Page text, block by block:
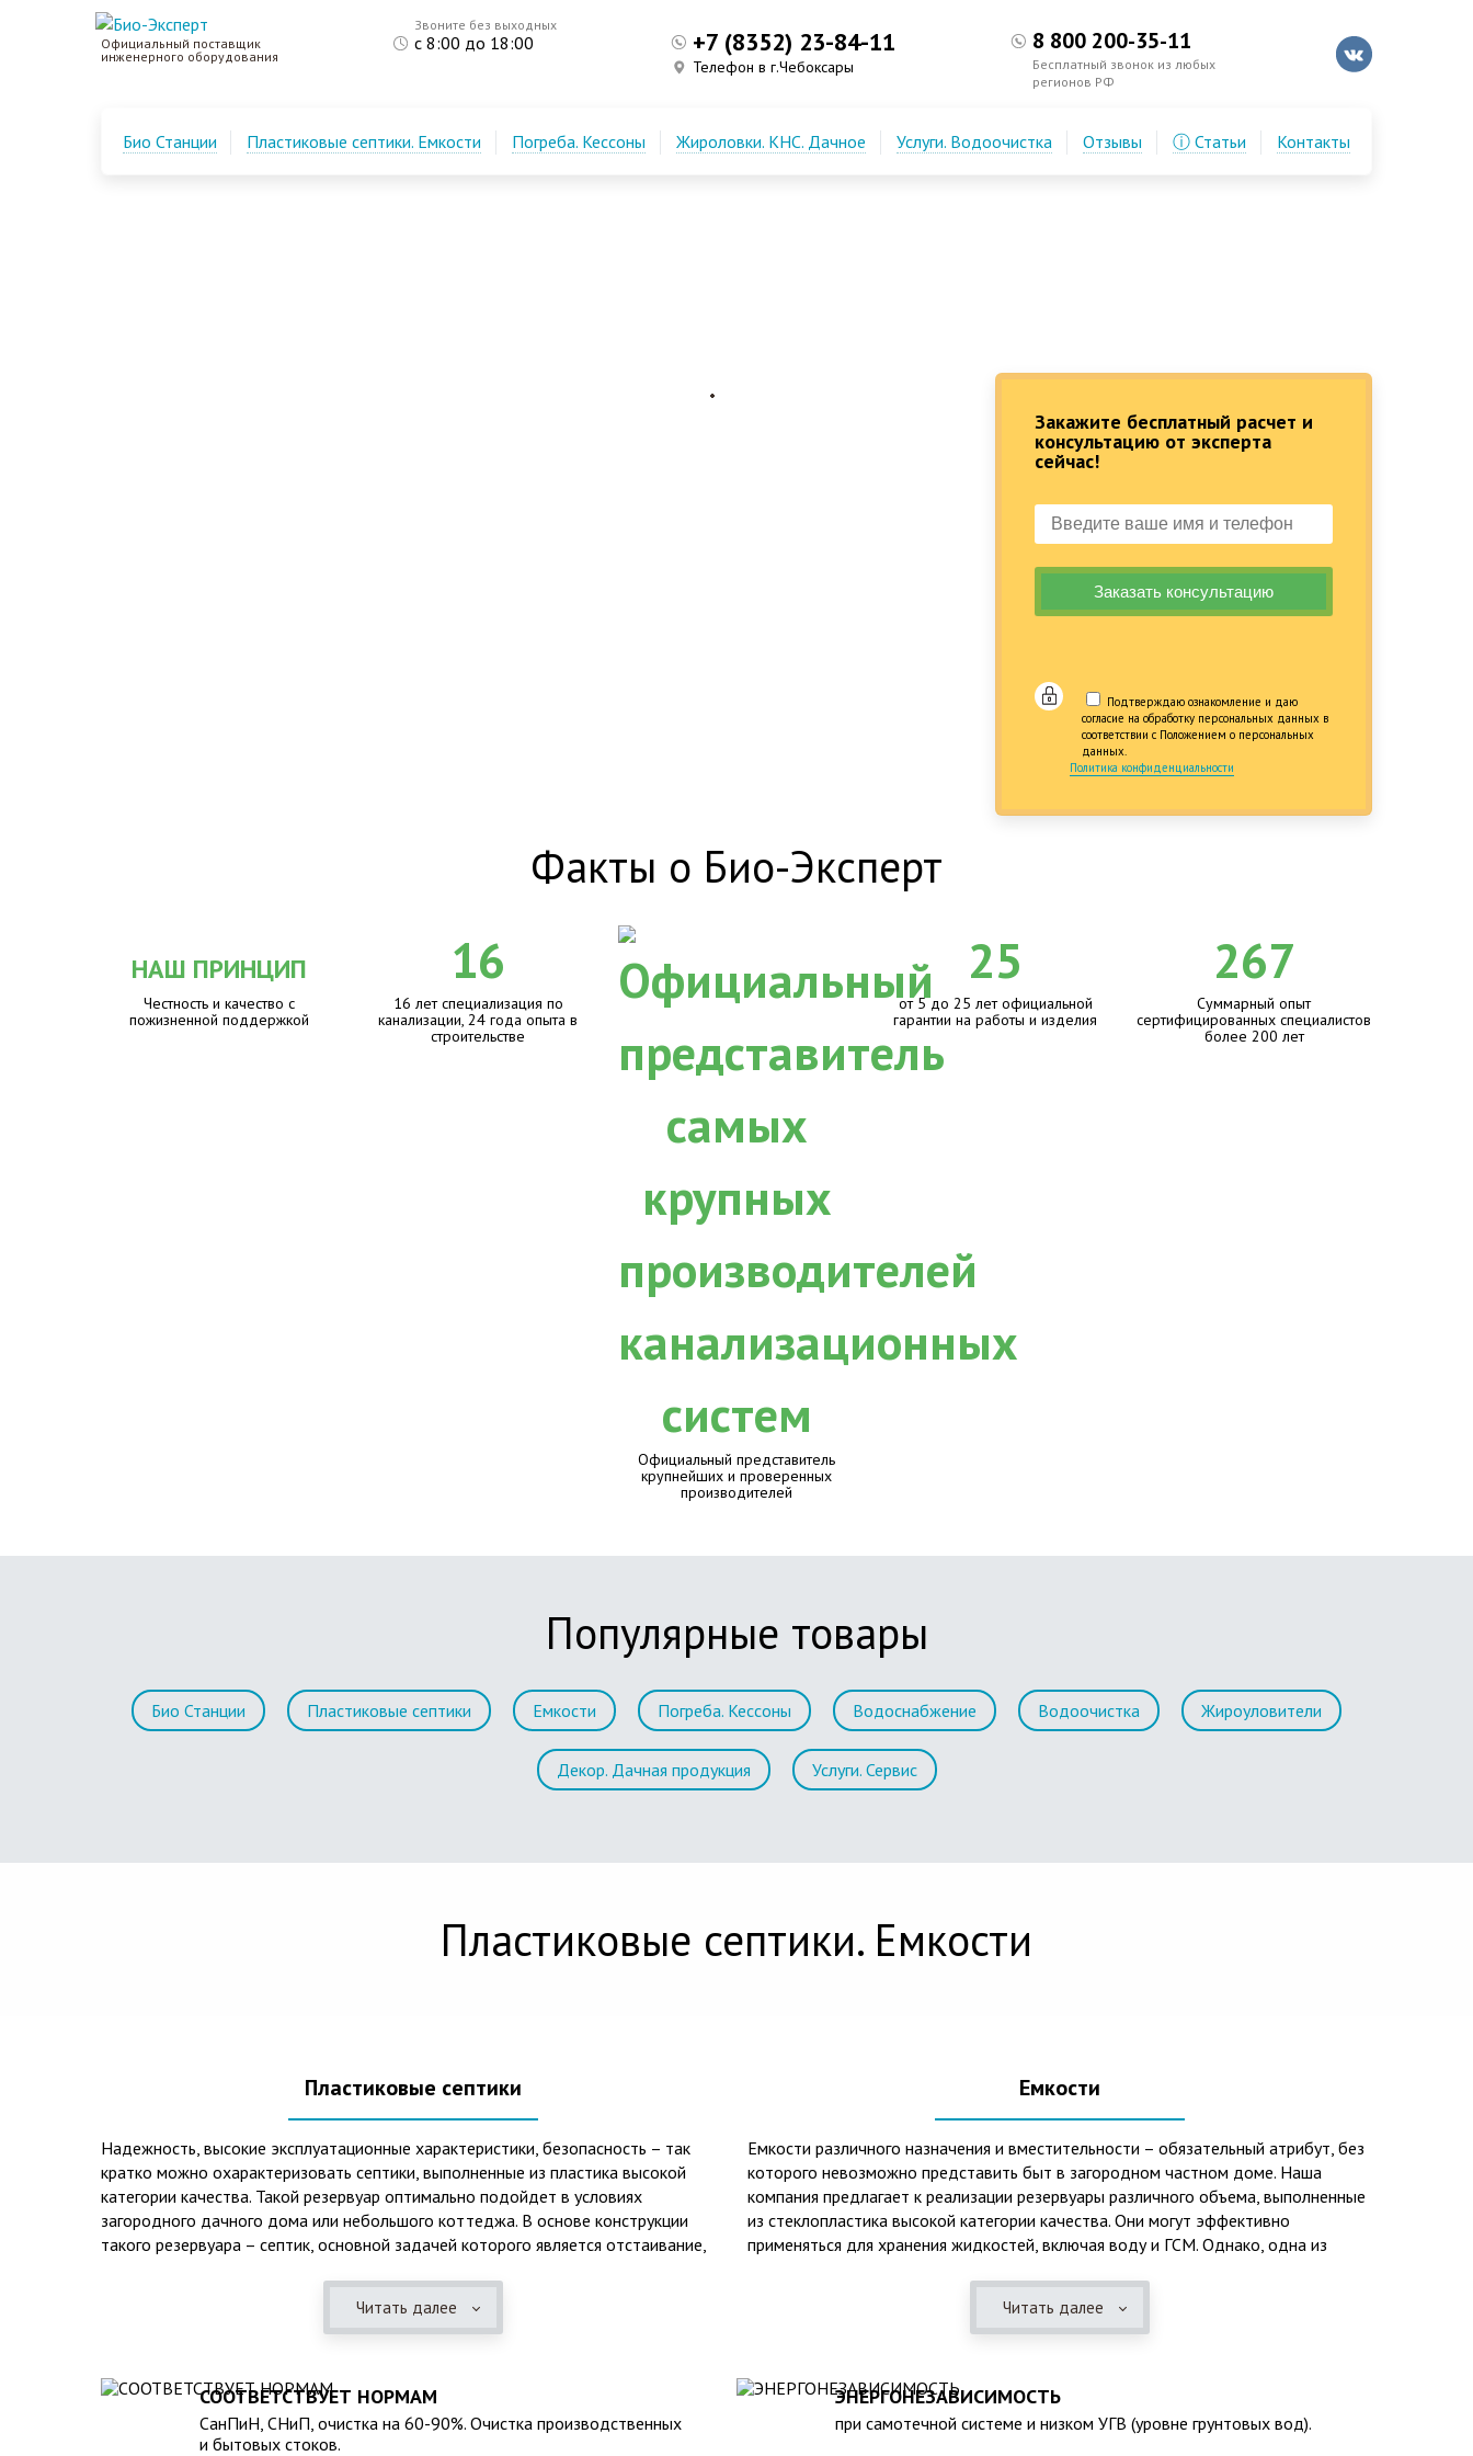
Закажите бесплатный расчет и
консультацию от эксперта
сейчас!
Подтверждаю ознакомление и даю
согласие на обработку персональных данных в
соответствии с Положением о персональных
данных.
Политика конфиденциальности
Официальный поставщик
инженерного оборудования
Звоните без выходных
с 8:00 до 18:00 +7 (8352) 23-84-11
Телефон в г.Чебоксары
8 800 200-35-11
Бесплатный звонок из любых
регионов РФ
Био Станции Пластиковые септики. Емкости Погреба. Кессоны Жироловки. КНС. Дачное Услуги. Водоочистка Отзывы ⓘ Статьи Контакты
Факты о Био-Эксперт
НАШ ПРИНЦИП
Честность и качество с
пожизненной поддержкой
16
16 лет специализация по
канализации, 24 года опыта в
строительстве
Официальный представитель
крупнейших и проверенных
производителей
25
от 5 до 25 лет официальной
гарантии на работы и изделия
267
Суммарный опыт
сертифицированных специалистов
более 200 лет
Популярные товары
Био Станции Пластиковые септики Емкости Погреба. Кессоны Водоснабжение Водоочистка Жироуловители
Декор. Дачная продукция Услуги. Сервис
Пластиковые септики. Емкости
Пластиковые септики
Надежность, высокие эксплуатационные характеристики, безопасность – так
кратко можно охарактеризовать септики, выполненные из пластика высокой
категории качества. Такой резервуар оптимально подойдет в условиях
загородного дачного дома или небольшого коттеджа. В основе конструкции
такого резервуара – септик, основной задачей которого является отстаивание,
Главная причина популярности пластиковых и стеклопластиковых септиков –
отсутствие коррозийного налета. К основным достоинствам данного изделия
безупречное качество изготовления;
стойкость к высокому давлению грунта (даже в ненаполненном состоянии);
возможность эксплуатации при пониженных температурах в зимнее время года;
Читать далее
Емкости
Емкости различного назначения и вместительности – обязательный атрибут, без
которого невозможно представить быт в загородном частном доме. Наша
компания предлагает к реализации резервуары различного объема, выполненные
из стеклопластика высокой категории качества. Они могут эффективно
применяться для хранения жидкостей, включая воду и ГСМ. Однако, одна из
Среди главных и неоспоримых преимуществ таких изделий следует отметить:
стойкость к образованию коррозийных отложений и неблагоприятным
климатическим факторам внешней среды;
лояльность к температурным колебаниям;
Читать далее
СООТВЕТСТВУЕТ НОРМАМ
СанПиН, СНиП, очистка на 60-90%. Очистка производственных
и бытовых стоков.
ЭНЕРГОНЕЗАВИСИМОСТЬ
при самотечной системе и низком УГВ (уровне грунтовых вод).